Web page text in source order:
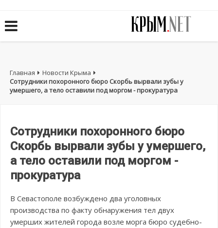
Главная
Новости Крыма
Сотрудники похоронного бюро Скорбь вырвали зубы у
умершего, а тело оставили под моргом - прокуратура
Сотрудники похоронного бюро
Скорбь вырвали зубы у умершего,
а тело оставили под моргом -
прокуратура
В Севастополе возбуждено два уголовных
производства по факту обнаружения тел двух
умерших жителей города возле морга бюро судебно-